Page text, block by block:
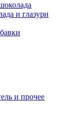
и глазури
и прочее